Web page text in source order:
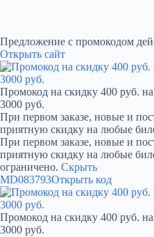
Предложение с промокодом
Открыть сайт
Промокод на скидку 400 руб.
3000 руб.
При первом заказе, новые и
приятную скидку на любые
При первом заказе, новые и
приятную скидку на любые
ограничено. Скрыть
MD083793Открыть код
Промокод на скидку 400 руб.
3000 руб.